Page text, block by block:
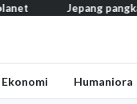
Jepang pangkas
Ekonomi Humaniora